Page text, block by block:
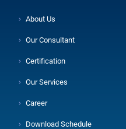
About Us
Our Consultant
Certification
Our Services
Career
Download Schedule